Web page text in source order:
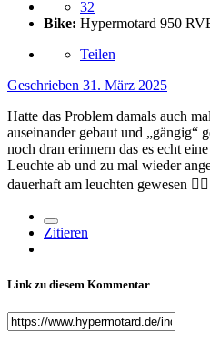
32
Bike: Hypermotard 950
Teilen
Geschrieben 31. März 2025
Hatte das Problem damals auch
auseinander gebaut und „gängig“
noch dran erinnern das es echt
Leuchte ab und zu mal wieder
dauerhaft am leuchten gewesen 🤷‍♂️
Zitieren
Link zu diesem Kommentar